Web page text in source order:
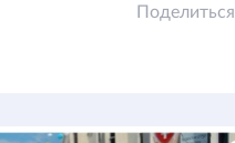
Поделиться